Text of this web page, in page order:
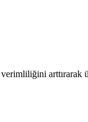
verimliliğini